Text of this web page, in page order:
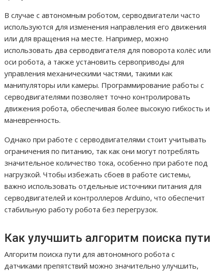
В случае с автономным роботом, серводвигатели часто
используются для изменения направления его движения
или для вращения на месте. Например, можно
использовать два серводвигателя для поворота колёс или
оси робота, а также установить сервоприводы для
управления механическими частями, такими как
манипуляторы или камеры. Программирование работы с
серводвигателями позволяет точно контролировать
движения робота, обеспечивая более высокую гибкость и
маневренность.
Однако при работе с серводвигателями стоит учитывать
ограничения по питанию, так как они могут потреблять
значительное количество тока, особенно при работе под
нагрузкой. Чтобы избежать сбоев в работе системы,
важно использовать отдельные источники питания для
серводвигателей и контроллеров Arduino, что обеспечит
стабильную работу робота без перегрузок.
Как улучшить алгоритм поиска пути
Алгоритм поиска пути для автономного робота с
датчиками препятствий можно значительно улучшить,